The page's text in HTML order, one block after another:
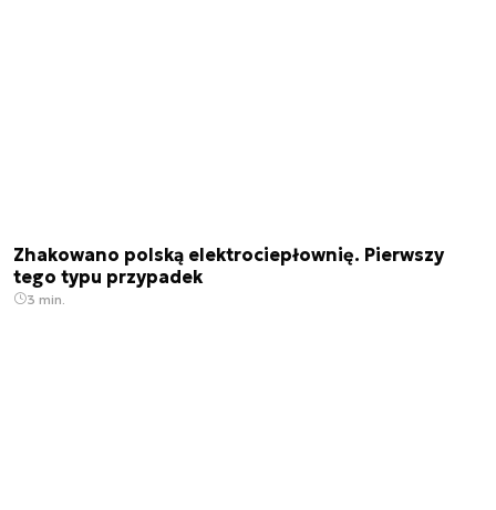
Zhakowano polską elektrociepłownię. Pierwszy
tego typu przypadek
3 min.